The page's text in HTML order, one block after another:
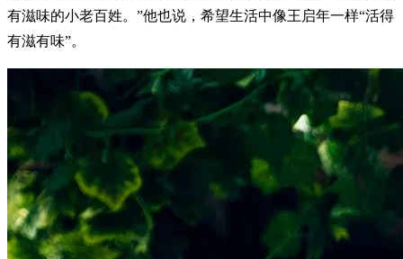
有滋味的小老百姓。”他也说，希望生活中像王启年一样“活得
有滋有味”。